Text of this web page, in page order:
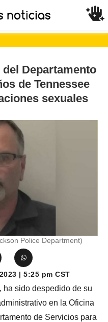
Departamento
de Tennessee
sexuales
Police Department)
| 5:25 pm CST
ha sido despedido de su
en la Oficina
de Servicios para